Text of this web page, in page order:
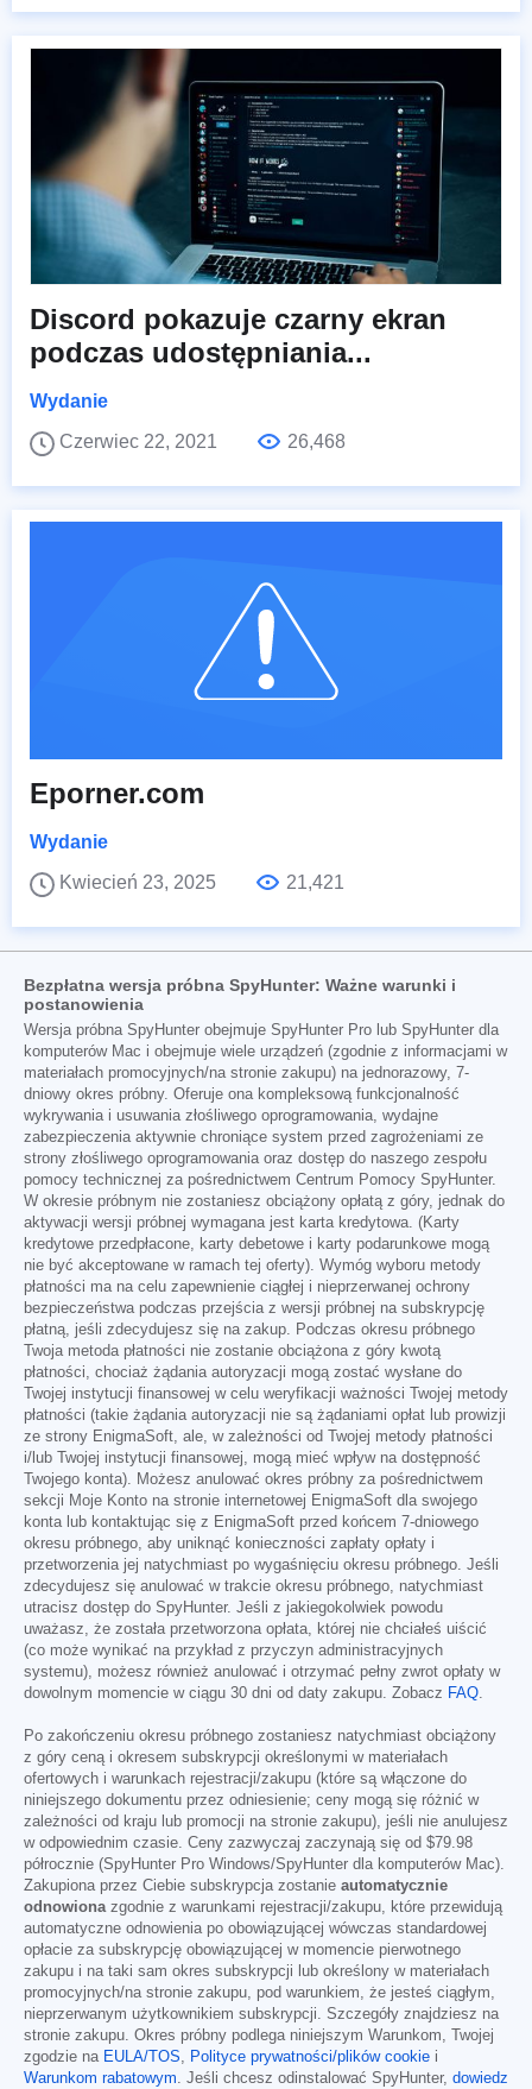
Discord pokazuje czarny ekran
podczas udostępniania...
Wydanie
Czerwiec 22, 2021
26,468
Eporner.com
Wydanie
Kwiecień 23, 2025
21,421
Bezpłatna wersja próbna SpyHunter: Ważne warunki i
postanowienia
Wersja próbna SpyHunter obejmuje SpyHunter Pro lub SpyHunter dla
komputerów Mac i obejmuje wiele urządzeń (zgodnie z informacjami w
materiałach promocyjnych/na stronie zakupu) na jednorazowy, 7-
dniowy okres próbny. Oferuje ona kompleksową funkcjonalność
wykrywania i usuwania złośliwego oprogramowania, wydajne
zabezpieczenia aktywnie chroniące system przed zagrożeniami ze
strony złośliwego oprogramowania oraz dostęp do naszego zespołu
pomocy technicznej za pośrednictwem Centrum Pomocy SpyHunter.
W okresie próbnym nie zostaniesz obciążony opłatą z góry, jednak do
aktywacji wersji próbnej wymagana jest karta kredytowa. (Karty
kredytowe przedpłacone, karty debetowe i karty podarunkowe mogą
nie być akceptowane w ramach tej oferty). Wymóg wyboru metody
płatności ma na celu zapewnienie ciągłej i nieprzerwanej ochrony
bezpieczeństwa podczas przejścia z wersji próbnej na subskrypcję
płatną, jeśli zdecydujesz się na zakup. Podczas okresu próbnego
Twoja metoda płatności nie zostanie obciążona z góry kwotą
płatności, chociaż żądania autoryzacji mogą zostać wysłane do
Twojej instytucji finansowej w celu weryfikacji ważności Twojej metody
płatności (takie żądania autoryzacji nie są żądaniami opłat lub prowizji
ze strony EnigmaSoft, ale, w zależności od Twojej metody płatności
i/lub Twojej instytucji finansowej, mogą mieć wpływ na dostępność
Twojego konta). Możesz anulować okres próbny za pośrednictwem
sekcji Moje Konto na stronie internetowej EnigmaSoft dla swojego
konta lub kontaktując się z EnigmaSoft przed końcem 7-dniowego
okresu próbnego, aby uniknąć konieczności zapłaty opłaty i
przetworzenia jej natychmiast po wygaśnięciu okresu próbnego. Jeśli
zdecydujesz się anulować w trakcie okresu próbnego, natychmiast
utracisz dostęp do SpyHunter. Jeśli z jakiegokolwiek powodu
uważasz, że została przetworzona opłata, której nie chciałeś uiścić
(co może wynikać na przykład z przyczyn administracyjnych
systemu), możesz również anulować i otrzymać pełny zwrot opłaty w
dowolnym momencie w ciągu 30 dni od daty zakupu. Zobacz FAQ.
Po zakończeniu okresu próbnego zostaniesz natychmiast obciążony
z góry ceną i okresem subskrypcji określonymi w materiałach
ofertowych i warunkach rejestracji/zakupu (które są włączone do
niniejszego dokumentu przez odniesienie; ceny mogą się różnić w
zależności od kraju lub promocji na stronie zakupu), jeśli nie anulujesz
w odpowiednim czasie. Ceny zazwyczaj zaczynają się od $79.98
półrocznie (SpyHunter Pro Windows/SpyHunter dla komputerów Mac).
Zakupiona przez Ciebie subskrypcja zostanie automatycznie
odnowionazgodnie z warunkami rejestracji/zakupu, które przewidują
automatyczne odnowienia po obowiązującej wówczas standardowej
opłacie za subskrypcję obowiązującej w momencie pierwotnego
zakupu i na taki sam okres subskrypcji lub określony w materiałach
promocyjnych/na stronie zakupu, pod warunkiem, że jesteś ciągłym,
nieprzerwanym użytkownikiem subskrypcji. Szczegóły znajdziesz na
stronie zakupu. Okres próbny podlega niniejszym Warunkom, Twojej
zgodzie na EULA/TOS, Polityce prywatności/plików cookie i
Warunkom rabatowym. Jeśli chcesz odinstalować SpyHunter, dowiedz